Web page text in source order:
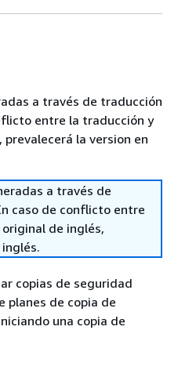
a través de traducción
entre la traducción y
la version en
a través de
caso de conflicto entre
de inglés,
copias de seguridad
planes de copia de
una copia de